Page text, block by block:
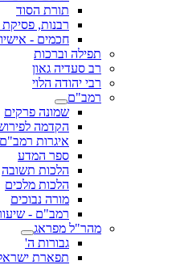
תורת הסוד
רבנות,
חכמים -
תפילה וברכות
רב סעדיה גאון
רבי יהודה הלוי
רמב"ם
שמונה פרקים
הקדמה
איגרות רמב"ם
ספר המדע
הלכות תשובה
הלכות מלכים
מורה נבוכים
רמב"ם -
מהר"ל מפראג
גבורות ה'
תפארת